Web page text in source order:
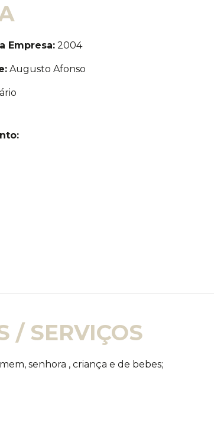
Empresa: 2004
Augusto Afonso
/ SERVIÇOS
senhora , criança e de bebes;